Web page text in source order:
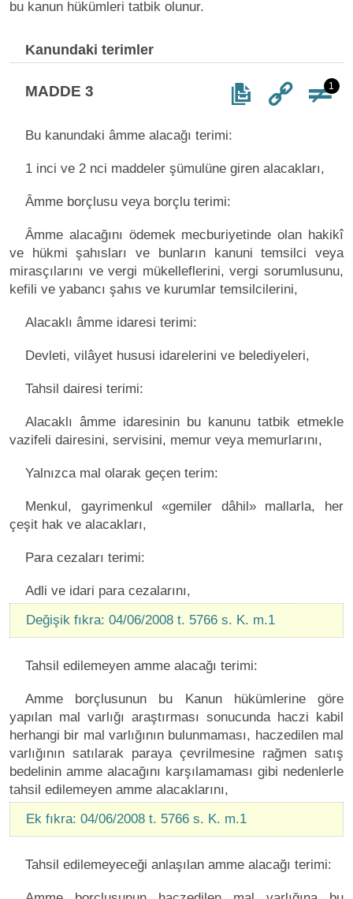
bu kanun hükümleri tatbik olunur.
Kanundaki terimler
MADDE 3 1
Bu kanundaki âmme alacağı terimi:
1 inci ve 2 nci maddeler şümulüne giren alacakları,
Âmme borçlusu veya borçlu terimi:
Âmme alacağını ödemek mecburiyetinde olan hakikî
ve hükmi şahısları ve bunların kanuni temsilci veya
mirasçılarını ve vergi mükelleflerini, vergi sorumlusunu,
kefili ve yabancı şahıs ve kurumlar temsilcilerini,
Alacaklı âmme idaresi terimi:
Devleti, vilâyet hususi idarelerini ve belediyeleri,
Tahsil dairesi terimi:
Alacaklı âmme idaresinin bu kanunu tatbik etmekle
vazifeli dairesini, servisini, memur veya memurlarını,
Yalnızca mal olarak geçen terim:
Menkul, gayrimenkul «gemiler dâhil» mallarla, her
çeşit hak ve alacakları,
Para cezaları terimi:
Adli ve idari para cezalarını,
Değişik fıkra: 04/06/2008 t. 5766 s. K. m.1
Tahsil edilemeyen amme alacağı terimi:
Amme borçlusunun bu Kanun hükümlerine göre
yapılan mal varlığı araştırması sonucunda haczi kabil
herhangi bir mal varlığının bulunmaması, haczedilen mal
varlığının satılarak paraya çevrilmesine rağmen satış
bedelinin amme alacağını karşılamaması gibi nedenlerle
tahsil edilemeyen amme alacaklarını,
Ek fıkra: 04/06/2008 t. 5766 s. K. m.1
Tahsil edilemeyeceği anlaşılan amme alacağı terimi: